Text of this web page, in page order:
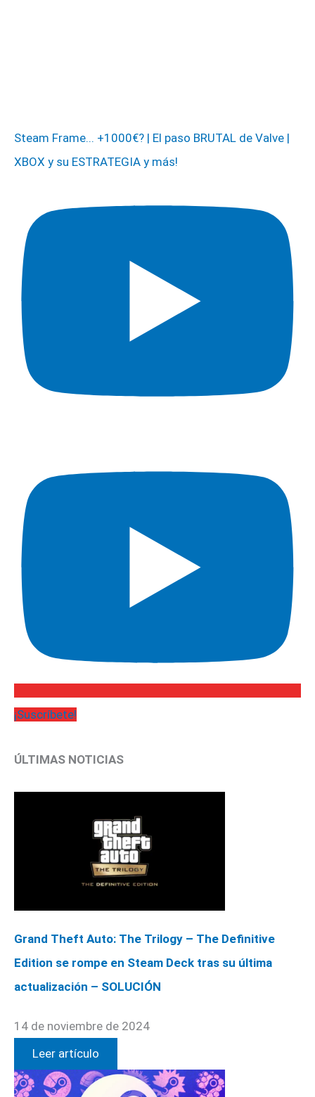
Steam Frame... +1000€? | El paso BRUTAL de Valve |
XBOX y su ESTRATEGIA y más!
¡Suscríbete!
ÚLTIMAS NOTICIAS
Grand Theft Auto: The Trilogy – The Definitive
Edition se rompe en Steam Deck tras su última
actualización – SOLUCIÓN
14 de noviembre de 2024
Leer artículo